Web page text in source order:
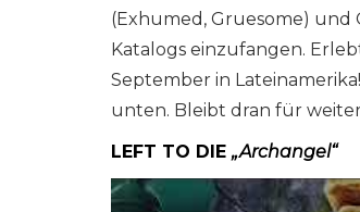
(Exhumed, Gruesome) und
Katalogs einzufangen.
September in
unten. Bleibt dran für
LEFT TO DIE „Archangel“